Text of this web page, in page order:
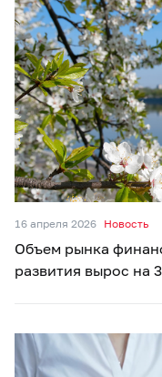
16 апреля 2026 Новость
Объем рынка
развития вырос на